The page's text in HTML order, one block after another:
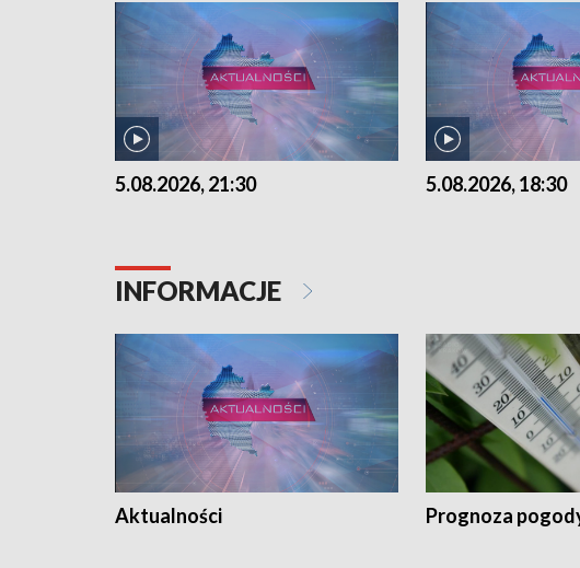
5.08.2026, 21:30 5.08.2026, 18:30
INFORMACJE
Aktualności Prognoza